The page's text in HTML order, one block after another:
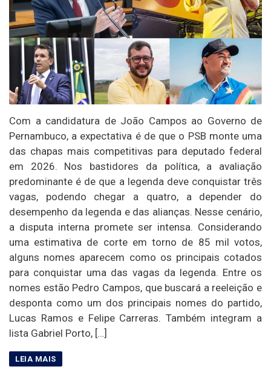
Com a candidatura de João Campos ao Governo de
Pernambuco, a expectativa é de que o PSB monte uma
das chapas mais competitivas para deputado federal
em 2026. Nos bastidores da política, a avaliação
predominante é de que a legenda deve conquistar três
vagas, podendo chegar a quatro, a depender do
desempenho da legenda e das alianças. Nesse cenário,
a disputa interna promete ser intensa. Considerando
uma estimativa de corte em torno de 85 mil votos,
alguns nomes aparecem como os principais cotados
para conquistar uma das vagas da legenda. Entre os
nomes estão Pedro Campos, que buscará a reeleição e
desponta como um dos principais nomes do partido,
Lucas Ramos e Felipe Carreras. Também integram a
lista Gabriel Porto, […]